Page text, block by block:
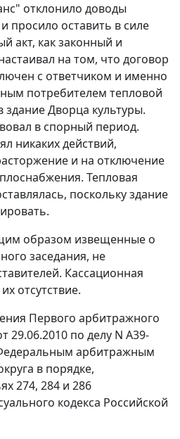
отклонило доводы
просило оставить в силе
акт, как законный и
на том, что договор
с ответчиком и именно
потребителем тепловой
Дворца культуры.
в спорный период.
никаких действий,
и на отключение
Тепловая
поскольку здание
образом извещенные о
заседания, не
Кассационная
отсутствие.
Первого арбитражного
29.06.2010 по делу N А39-
арбитражным
в порядке,
274, 284 и 286
кодекса Российской